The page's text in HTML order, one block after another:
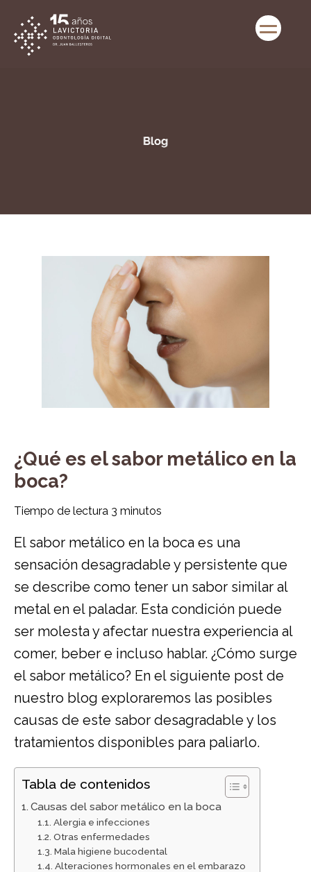
¿Qué es el sabor metálico en la
boca?
Tiempo de lectura 3 minutos
El sabor metálico en la boca es una
sensación desagradable y persistente que
se describe como tener un sabor similar al
metal en el paladar. Esta condición puede
ser molesta y afectar nuestra experiencia al
comer, beber e incluso hablar. ¿Cómo surge
el sabor metálico? En el siguiente post de
nuestro blog exploraremos las posibles
causas de este sabor desagradable y los
tratamientos disponibles para paliarlo.
Tabla de contenidos
Causas del sabor metálico en la boca
Alergia e infecciones
Otras enfermedades
Mala higiene bucodental
Alteraciones hormonales en el embarazo